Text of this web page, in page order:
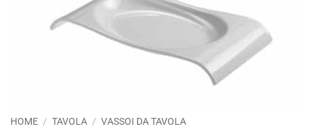
HOME / TAVOLA / VASSOI DA TAVOLA